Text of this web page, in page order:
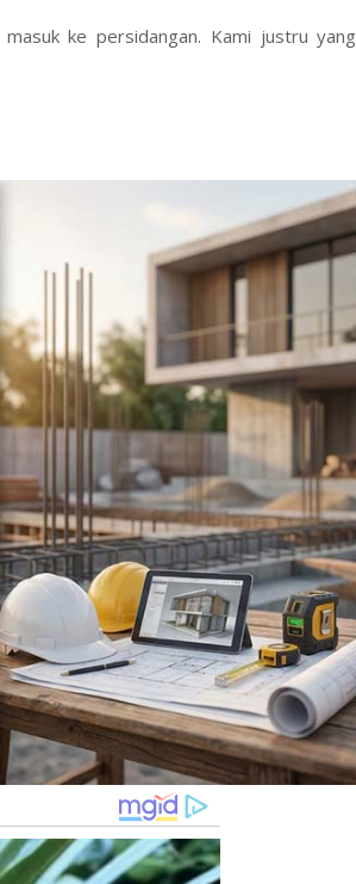
ke persidangan. Kami justru yang